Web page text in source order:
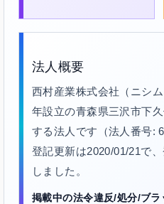
法人概要
西村産業株式会社（ニシ
年設立の青森県三沢市下
する法人です（法人番号:
登記更新は2020/01/21で
しました。
掲載中の法令違反/処分/ブラ